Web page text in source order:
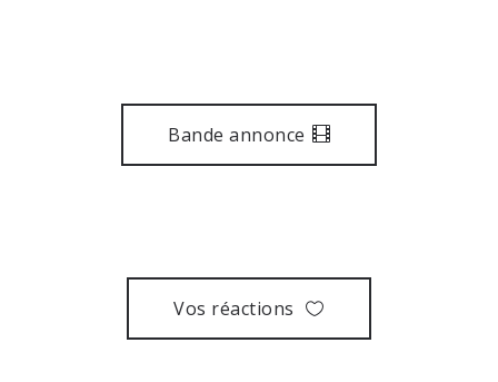
Bande annonce
Vos réactions